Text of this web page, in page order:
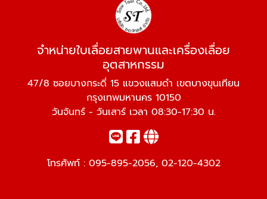
จำหน่ายใบเลื่อยสายพานและเครื่องเลื่อย
อุตสาหกรรม
47/8 ซอยบางกระดี่ 15 แขวงแสมดำ เขตบางขุนเทียน
กรุงเทพมหานคร 10150
วันจันทร์ - วันเสาร์ เวลา 08:30-17:30 น.
โทรศัพท์ : 095-895-2056, 02-120-4302